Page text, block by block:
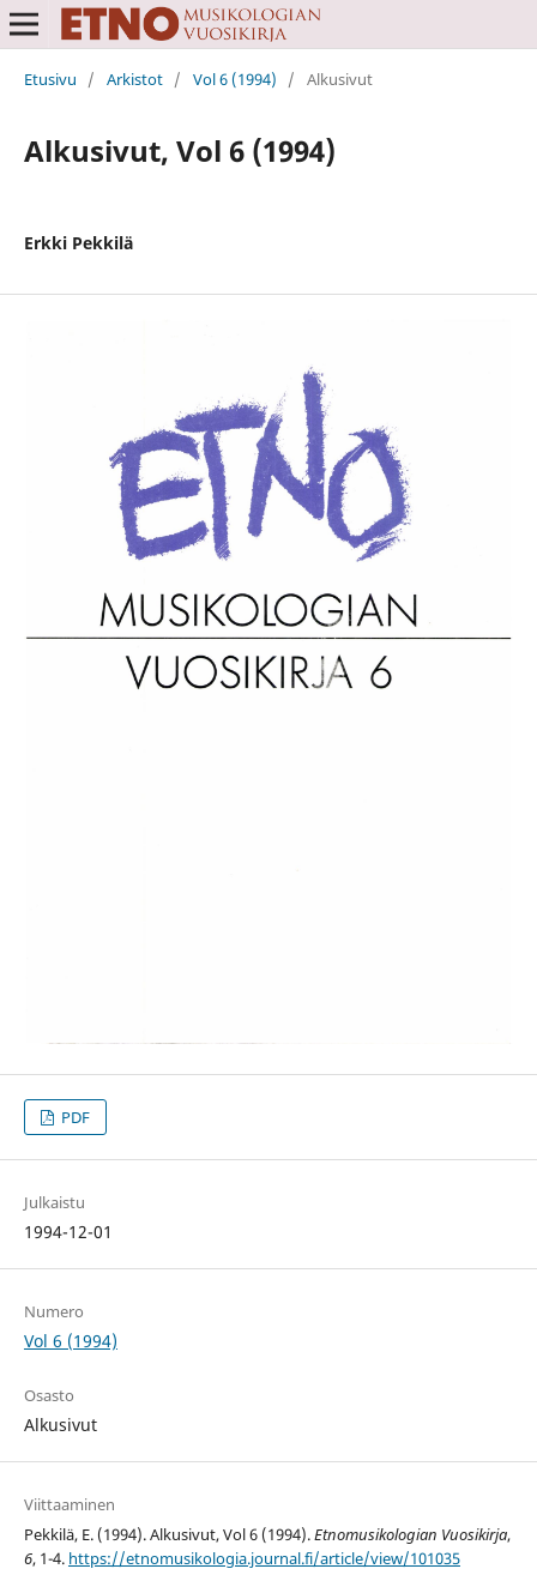
Etusivu / Arkistot / Vol 6 (1994) / Alkusivut
Alkusivut, Vol 6 (1994)
Erkki Pekkilä
PDF
Julkaistu
1994-12-01
Numero
Vol 6 (1994)
Osasto
Alkusivut
Viittaaminen
Pekkilä, E. (1994). Alkusivut, Vol 6 (1994).Etnomusikologian Vuosikirja,
6, 1-4. https://etnomusikologia.journal.fi/article/view/101035